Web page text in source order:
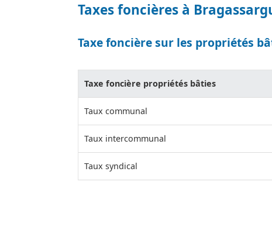
Taxes foncières à
Taxe foncière sur les propriétés
Taxe foncière propriétés bâties
Taux communal
Taux intercommunal
Taux syndical